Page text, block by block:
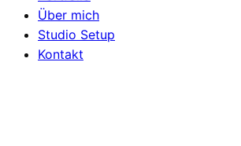
Über mich
Studio Setup
Kontakt